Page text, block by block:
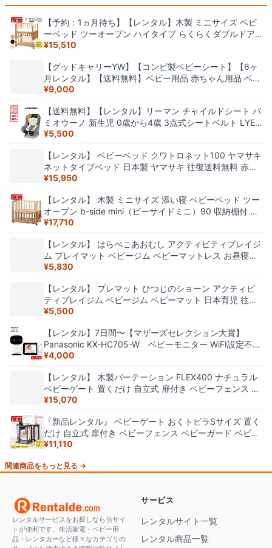
【予約：1ヵ月待ち】【レンタル】木製 ミニサイズ ベビ
ーベッド ツーオープン ハイタイプ らくらくダブルドア
ー90 収納棚付 日本製 全3色 ヤマサキ コンパクト 往復送
¥15,510
【グッドキャリーYW】【コンビ製ベビーシート】【6ヶ
月レンタル】【送料無料】ベビー用品 赤ちゃん用品 ベビ
ーグッズ 新生児用 新生児 ベビーシート ベビーキャリー
ート 6ヶ月 レンタル
¥9,000
【送料無料】【レンタル】リーマン チャイルドシート パ
ミオウーノ 新生児 0歳から4歳 3点式シートベルト LYE-
511 チャイルドシートレンタル ベビー用品レンタル 赤ち
¥5,500
【レンタル】 ベビーベッド クワトロネット100 ヤマサキ
ネットタイプベッド 日本製 ヤマサキ 往復送料無料 赤ち
ゃん ベビー用品
¥15,950
【レンタル】 木製 ミニサイズ 添い寝 ベビーベッド ツー
オープン b-side mini（ビーサイドミニ）90 収納棚付 ミ
ニベッド 日本製 ヤマサキ コンパクト 往復送料無料 赤ち
¥17,710
【レンタル】 はらぺこあおむし アクティビティプレイジ
ム プレイマット ベビージム ベビーマットレス お昼寝マ
ット 日本育児 往復送料無料 赤ちゃん ベビー用品
¥5,830
【レンタル】 プレマット ひつじのショーン アクティビ
ティプレイジム ベビージム ベビーマット 日本育児 往復
送料無料 赤ちゃん ベビー用品
¥5,500
【レンタル】7日間〜【マザーズセレクション大賞】
Panasonic KX-HC705-W ベビーモニター WiFI設定不要
J-DECT 赤ちゃん 見守り おやすみ音搭載 ナイトモード
¥4,000
【レンタル】 木製パーテーション FLEX400 ナチュラル
ベビーゲート 置くだけ 自立式 扉付き ベビーフェンス ベ
ビーガード ベビーサークル 日本育児 往復送料無料 キッ
¥15,070
『新品レンタル』 ベビーゲート おくトビラSサイズ 置く
だけ 自立式 扉付き ベビーフェンス ベビーガード ベビー
サークル 日本育児 往復送料無料 キッズ 赤ちゃん ベビー
¥11,110
関連商品をもっと見る →
レンタルサービスをお探しなら当サイ
トが便利です。生活家電・ベビー用
品・レンタカーなど様々なカテゴリの
サービス
レンタルサイト一覧
レンタル商品一覧